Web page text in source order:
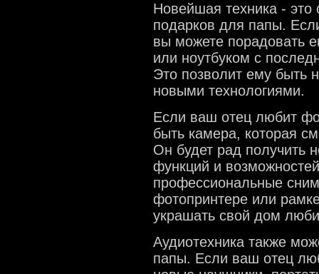
Новейшая техника -
подарков для папы.
вы можете порадовать
или ноутбуком с
Это позволит ему быть
новыми технологиями.
Если ваш отец любит
быть камера, которая
Он будет рад получить
функций и
профессиональные
фотопринтере или
украшать свой дом
Аудиотехника также
папы. Если ваш отец